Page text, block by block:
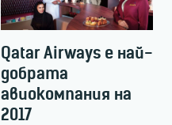
Qatar Airways е най-
добрата
авиокомпания на
2017